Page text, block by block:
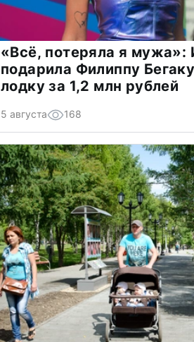
«Всё, потеряла я мужа»:
подарила Филиппу
лодку за 1,2 млн рублей
5 августа 168